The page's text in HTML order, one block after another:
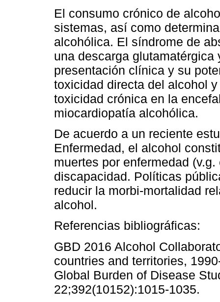
El consumo crónico de
sistemas, así como
alcohólica. El síndrome de
una descarga
presentación clínica y su
toxicidad directa del alcohol
toxicidad crónica en la
miocardiopatía alcohólica.
De acuerdo a un reciente
Enfermedad, el alcohol
muertes por enfermedad
discapacidad. Políticas
reducir la morbi-mortalidad
alcohol.
Referencias bibliográficas:
GBD 2016 Alcohol
countries and territories,
Global Burden of Disease
22;392(10152):1015-1035.